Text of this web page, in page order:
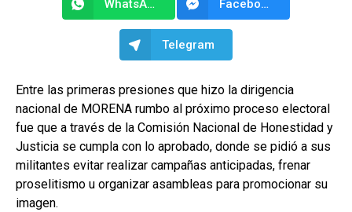
WhatsApp Facebook Messenger
Telegram
Entre las primeras presiones que hizo la dirigencia
nacional de MORENA rumbo al próximo proceso electoral
fue que a través de la Comisión Nacional de Honestidad y
Justicia se cumpla con lo aprobado, donde se pidió a sus
militantes evitar realizar campañas anticipadas, frenar
proselitismo u organizar asambleas para promocionar su
imagen.